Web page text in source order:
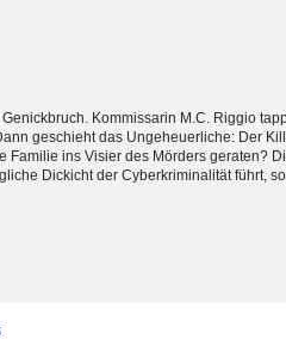
Kommissarin M.C. Riggio
geschieht das Ungeheuerliche: Der
Familie ins Visier des Mörders geraten?
Dickicht der Cyberkriminalität führt,